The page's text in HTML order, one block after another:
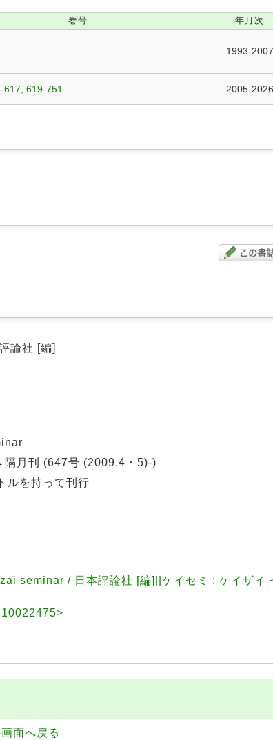
巻号 年月次
1993-2007
617, 619-751 2005-2026
論社 [編]
月刊 (647号 (2009.4・5)-)
ルを持って刊行
seminar / 日本評論社 [編]||ケイセミ : ケイザイ
面へ戻る